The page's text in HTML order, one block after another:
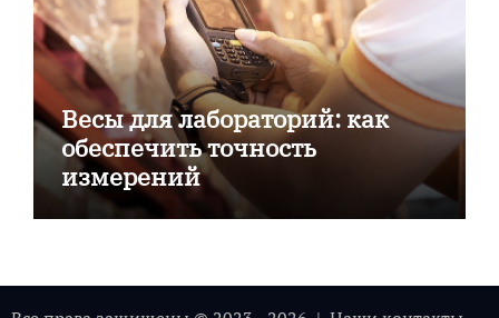
Весы для лабораторий: как
обеспечить точность
измерений